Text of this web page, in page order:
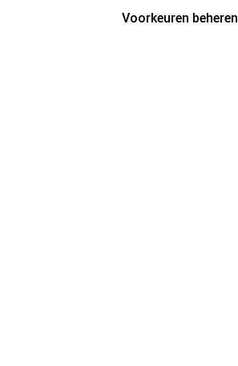
Voorkeuren beheren